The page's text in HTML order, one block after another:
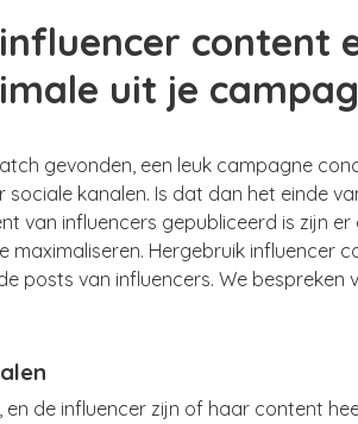
content
uit je
gevonden, een leuk campagne
kanalen. Is dat dan het einde
van influencers gepubliceerd is zijn er
maximaliseren. Hergebruik influencer
posts van influencers. We bespreken
de influencer zijn of haar content